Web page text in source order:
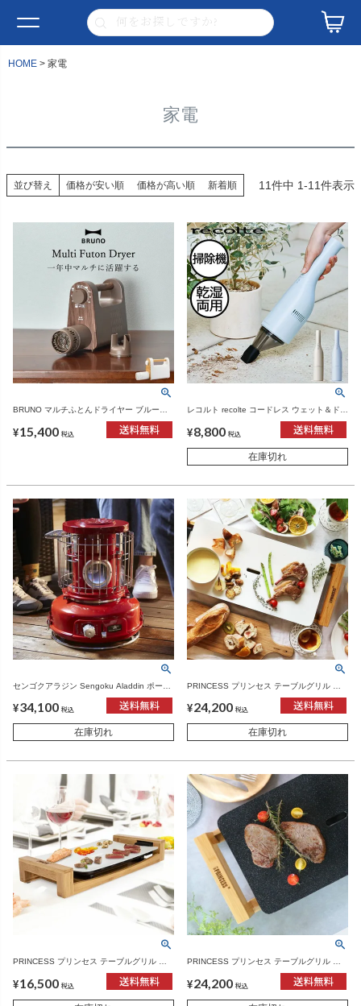
HOME 家電
家電
並び替え 価格が安い順 価格が高い順 新着順 11件中 1-11件表示
BRUNO マルチふとんドライヤー ブルーノ |
¥15,400 税込
レコルト recolte コードレス ウェット＆ドラ
イクリーナー | 家電・掃除機
¥8,800 税込
在庫切れ
センゴクアラジン Sengoku Aladdin ポータ
¥34,100 税込
在庫切れ
PRINCESS プリンセス テーブルグリル ピ
¥24,200 税込
在庫切れ
PRINCESS プリンセス テーブルグリル ミ
ニピュア | キッチン家電・ホットプレート
¥16,500 税込
PRINCESS プリンセス テーブルグリル ス
トーン | キッチン家電・ホットプレート
¥24,200 税込